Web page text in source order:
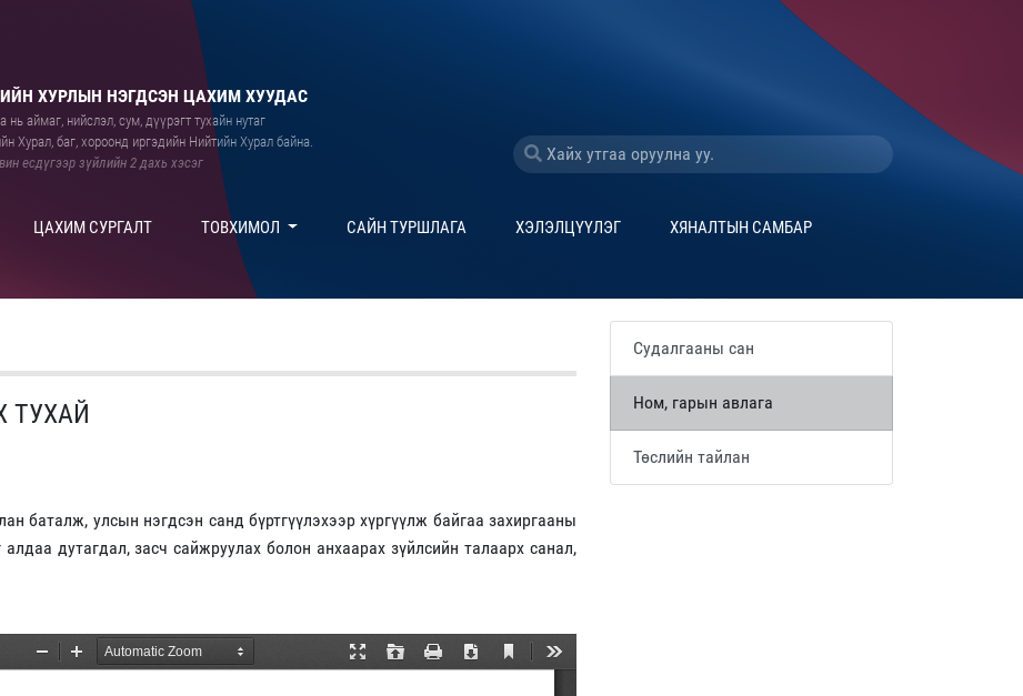
ХУРЛЫН НЭГДСЭН ЦАХИМ ХУУДАС
нь аймаг, нийслэл, сум, дүүрэгт тухайн нутаг
Хурал, баг, хороонд иргэдийн Нийтийн Хурал байна.
есдүгээр зүйлийн 2 дахь хэсэг
ЦАХИМ СУРГАЛТ ТОВХИМОЛ САЙН ТУРШЛАГА ХЭЛЭЛЦҮҮЛЭГ ХЯНАЛТЫН САМБАР
ТУХАЙ
баталж, улсын нэгдсэн санд бүртгүүлэхээр хүргүүлж байгаа захиргааны
дутагдал, засч сайжруулах болон анхаарах зүйлсийн талаарх санал,
Судалгааны сан
Ном, гарын авлага
Төслийн тайлан